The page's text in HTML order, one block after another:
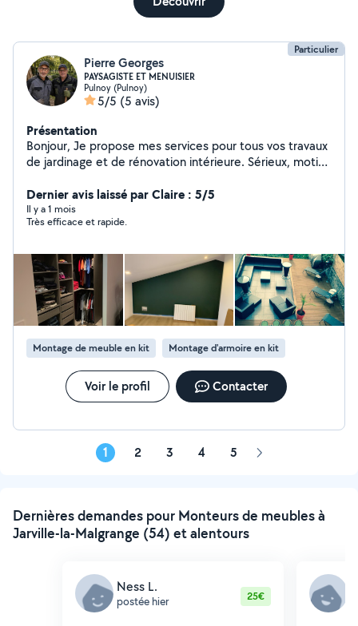
Particulier
Pierre Georges
PAYSAGISTE ET MENUISIER
Pulnoy (Pulnoy)
5/5 (5 avis)
Présentation
Bonjour, Je propose mes services pour tous vos travaux
de jardinage et de rénovation intérieure. Sérieux, motivé
de haies, le débroussaillage ainsi que divers travaux de
paysagisme. Je suis également disponible pour des
travaux de menuiserie : pose de portes, montage et
réalise aussi vos travaux de peinture et pose de papier
peint avec soin. Je dispose du matériel adapté et je me
déplace rapidement selon vos besoins. Travail propre et
soigné. N'hésitez pas à me contacter pour un devis ou
plus d'informations. Devis et déplacement gratuits.
Dernier avis laissé par Claire : 5/5
Il y a 1 mois
Très efficace et rapide.
Montage de meuble en kit Montage d'armoire en kit
Voir le profil Contacter
1 2 3 4 5 Page
Dernières demandes pour Monteurs de meubles à
Jarville-la-Malgrange (54) et alentours
Ness L.
postée hier 25€